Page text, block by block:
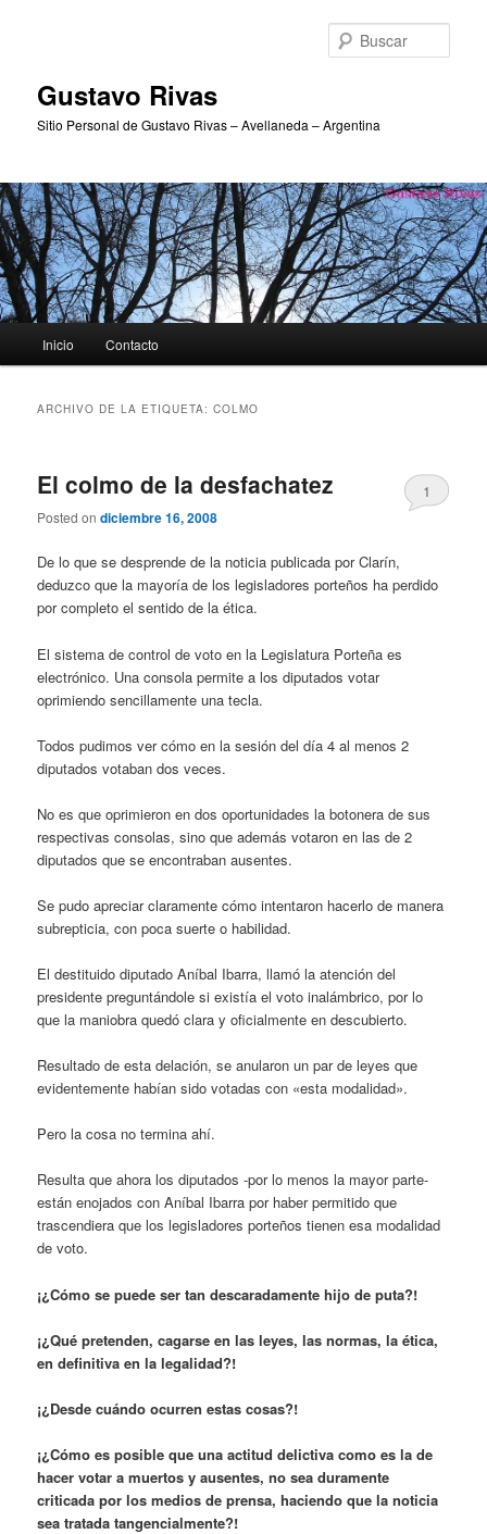
Gustavo Rivas
Sitio Personal de Gustavo Rivas – Avellaneda – Argentina
principal
Inicio Contacto
ARCHIVO DE LA ETIQUETA:COLMO
El colmo de la desfachatez
Posted ondiciembre 16, 2008
1
De lo que se desprende de la noticia publicada por Clarín,
deduzco que la mayoría de los legisladores porteños ha perdido
por completo el sentido de la ética.
El sistema de control de voto en la Legislatura Porteña es
electrónico. Una consola permite a los diputados votar
oprimiendo sencillamente una tecla.
Todos pudimos ver cómo en la sesión del día 4 al menos 2
diputados votaban dos veces.
No es que oprimieron en dos oportunidades la botonera de sus
respectivas consolas, sino que además votaron en las de 2
diputados que se encontraban ausentes.
Se pudo apreciar claramente cómo intentaron hacerlo de manera
subrepticia, con poca suerte o habilidad.
El destituido diputado Aníbal Ibarra, llamó la atención del
presidente preguntándole si existía el voto inalámbrico, por lo
que la maniobra quedó clara y oficialmente en descubierto.
Resultado de esta delación, se anularon un par de leyes que
evidentemente habían sido votadas con «esta modalidad».
Pero la cosa no termina ahí.
Resulta que ahora los diputados -por lo menos la mayor parte-
están enojados con Aníbal Ibarra por haber permitido que
trascendiera que los legisladores porteños tienen esa modalidad
de voto.
¡¿Cómo se puede ser tan descaradamente hijo de puta?!
¡¿Qué pretenden, cagarse en las leyes, las normas, la ética,
en definitiva en la legalidad?!
¡¿Desde cuándo ocurren estas cosas?!
¡¿Cómo es posible que una actitud delictiva como es la de
hacer votar a muertos y ausentes, no sea duramente
criticada por los medios de prensa, haciendo que la noticia
sea tratada tangencialmente?!